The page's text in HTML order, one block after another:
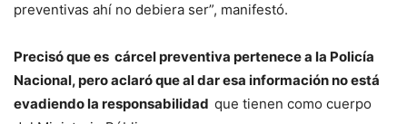
preventivas ahí no debiera ser”, manifestó.
Precisó que es cárcel preventiva pertenece a la Policía
Nacional, pero aclaró que al dar esa información no está
evadiendo la responsabilidad que tienen como cuerpo